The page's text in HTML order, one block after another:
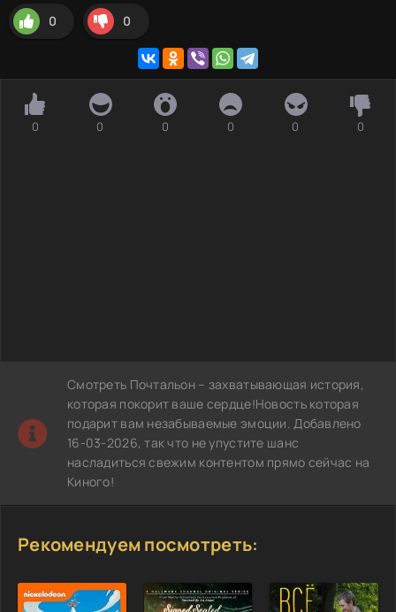
0 0
0 0 0 0 0 0
Смотреть Почтальон – захватывающая история,
которая покорит ваше сердце!Новость которая
подарит вам незабываемые эмоции. Добавлено
16-03-2026, так что не упустите шанс
насладиться свежим контентом прямо сейчас на
Киного!
Рекомендуем посмотреть: